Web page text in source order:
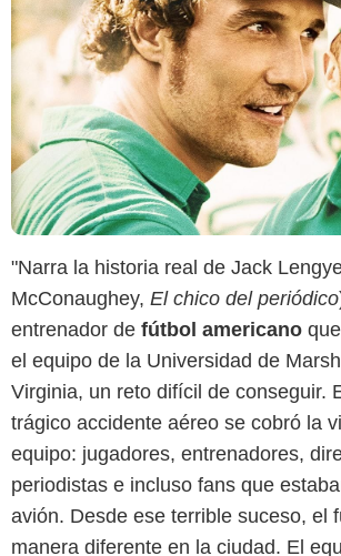
"Narra la historia real de Jack
McConaughey, El chico del periódico
entrenador de fútbol americano
el equipo de la Universidad de
Virginia, un reto difícil de conseguir.
trágico accidente aéreo se cobró la
equipo: jugadores, entrenadores,
periodistas e incluso fans que
avión. Desde ese terrible suceso, el
manera diferente en la ciudad. El